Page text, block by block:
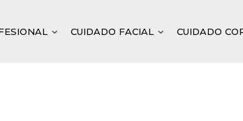
FACIAL
CUIDADO FACIAL CUIDADO